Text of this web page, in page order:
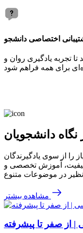
اختصاصی دانشجو
تجربه یادگیری روان و
نگاه دانشجویان
را از سوی یادگیرندگان
آموزش تخصصی و
مشاهده بیشتر
از صفر تا پیشرفته